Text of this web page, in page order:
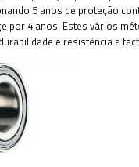
5 anos de proteção
por 4 anos. Estes vários
e resistência a